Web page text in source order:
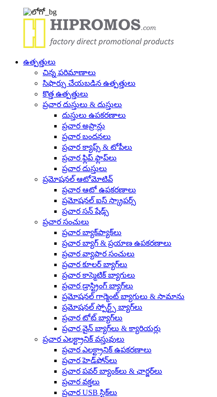
ఉత్పత్తులు
చిన్న పరిమాణాలు
సిఫార్సు చేయబడిన ఉత్పత్తులు
కొత్త ఉత్పత్తులు
ప్రచార దుస్తులు & దుస్తులు
దుస్తులు ఉపకరణాలు
ప్రచార అప్రాన్లు
ప్రచార బందనలు
ప్రచార క్యాప్స్ & టోపీలు
ప్రచార ఫ్లిప్ ఫ్లాప్‌లు
ప్రచార దుస్తులు
ప్రమోషనల్ ఆటోమోటివ్
ప్రచార ఆటో ఉపకరణాలు
ప్రమోషనల్ ఐస్ స్క్రాపర్స్
ప్రచార సన్ షేడ్స్
ప్రచార సంచులు
ప్రచార బ్యాక్‌ప్యాక్‌లు
ప్రచార బ్యాగ్ & ప్రయాణ ఉపకరణాలు
ప్రచార వ్యాపార సంచులు
ప్రచార కూలర్ బ్యాగ్‌లు
ప్రచార కాస్మెటిక్ బ్యాగులు
ప్రచార డ్రాస్ట్రింగ్ బ్యాగ్‌లు
ప్రమోషనల్ గార్మెంట్ బ్యాగులు & సామాను
ప్రమోషనల్ స్పోర్ట్స్ బ్యాగ్‌లు
ప్రచార టోట్ బ్యాగ్‌లు
ప్రచార వైన్ బ్యాగ్‌లు & క్యారియర్లు
ప్రచార ఎలక్ట్రానిక్ వస్తువులు
ప్రచార ఎలక్ట్రానిక్ ఉపకరణాలు
ప్రచార హెడ్‌ఫోన్‌లు
ప్రచార పవర్ బ్యాంక్‌లు & ఛార్జర్‌లు
ప్రచార వక్తలు
ప్రచార USB స్టిక్‌లు